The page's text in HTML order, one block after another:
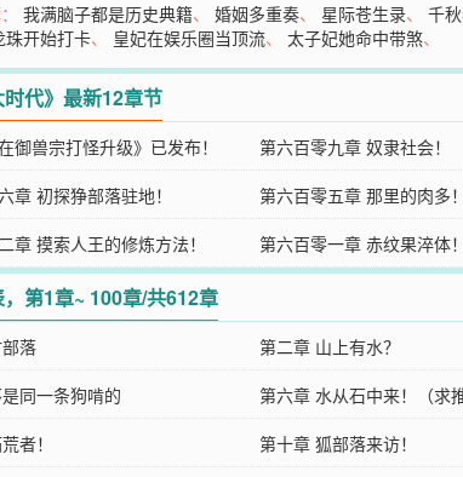
：我满脑子都是历史典籍、婚姻多重奏、 星际苍生录、千
珠开始打卡、 皇妃在娱乐圈当顶流、太子妃她命中带煞、
时代》最新12章节
御兽宗打怪升级》已发布！ 第六百零九章 奴隶社会！
章 初探狰部落驻地！
第六百零五章 那里的肉多！
章 摸索人王的修炼方法！
第六百零一章 赤纹果淬体！
第1章~ 100章/共612章
落 第二章 山上有水？
同一条狗啃的
第六章 水从石中来！（求
者！
第十章 狐部落来访！